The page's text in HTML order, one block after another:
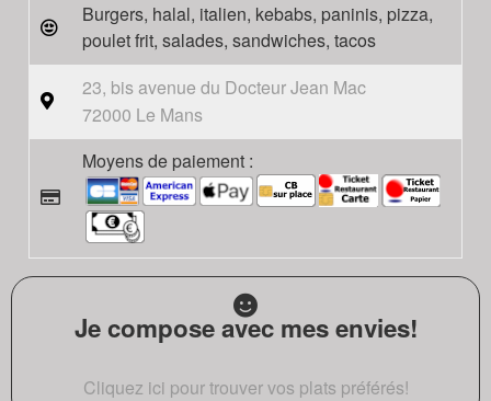
Burgers, halal, italien, kebabs, paninis, pizza,
poulet frit, salades, sandwiches, tacos
23, bis avenue du Docteur Jean Mac
72000 Le Mans
Moyens de paiement :
Je compose avec mes envies!
Cliquez ici pour trouver vos plats préférés!